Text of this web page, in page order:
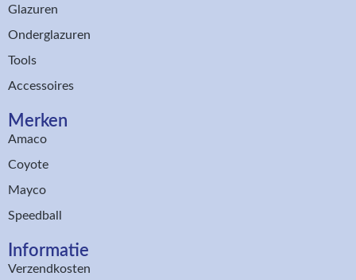
Glazuren
Onderglazuren
Tools
Accessoires
Merken
Amaco
Coyote
Mayco
Speedball
Informatie
Verzendkosten